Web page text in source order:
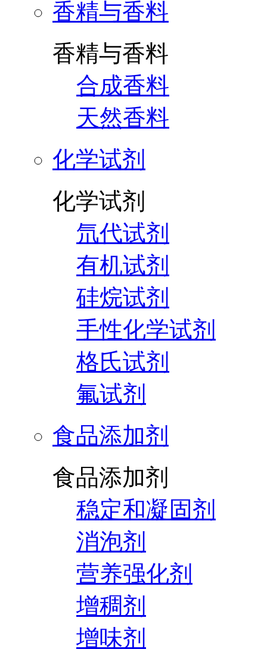
香精与香料
香精与香料
合成香料
天然香料
化学试剂
化学试剂
氘代试剂
有机试剂
硅烷试剂
手性化学试剂
格氏试剂
氟试剂
食品添加剂
食品添加剂
稳定和凝固剂
消泡剂
营养强化剂
增稠剂
增味剂